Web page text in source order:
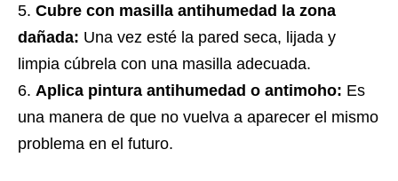
Cubre con masilla antihumedad la zona
dañada: Una vez esté la pared seca, lijada y
limpia cúbrela con una masilla adecuada.
Aplica pintura antihumedad o antimoho: Es
una manera de que no vuelva a aparecer el mismo
problema en el futuro.